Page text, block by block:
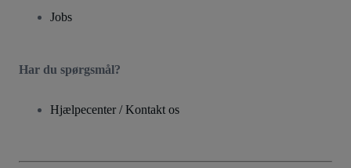
Jobs
Har du spørgsmål?
Hjælpecenter / Kontakt os